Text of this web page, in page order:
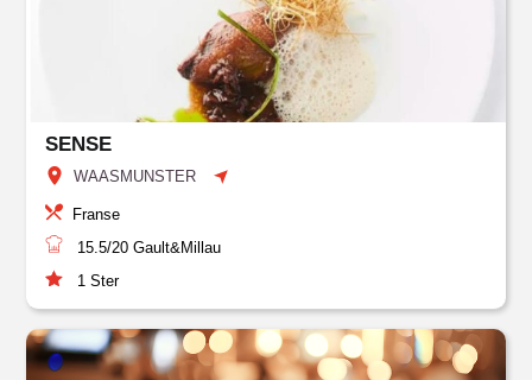
SENSE
WAASMUNSTER
Franse
15.5/20 Gault&Millau
1 Ster